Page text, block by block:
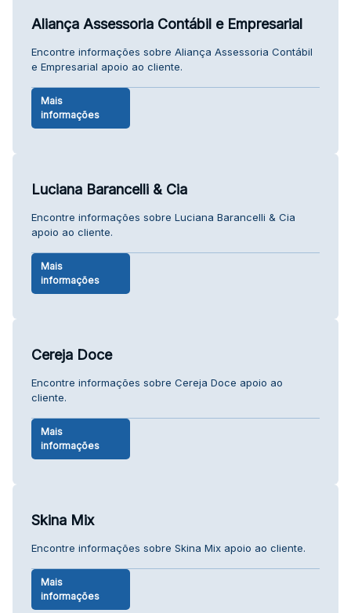
Aliança Assessoria Contábil e Empresarial
Encontre informações sobre Aliança Assessoria Contábil
e Empresarial apoio ao cliente.
Mais
informações
Luciana Barancelli & Cia
Encontre informações sobre Luciana Barancelli & Cia
apoio ao cliente.
Mais
informações
Cereja Doce
Encontre informações sobre Cereja Doce apoio ao
cliente.
Mais
informações
Skina Mix
Encontre informações sobre Skina Mix apoio ao cliente.
Mais
informações